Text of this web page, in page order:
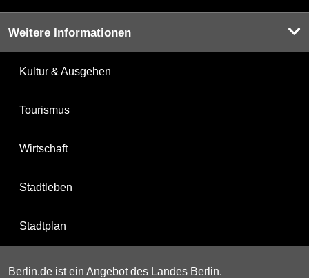
Weitere Informationen
Kultur & Ausgehen
Tourismus
Wirtschaft
Stadtleben
Stadtplan
Berlin.de ist ein Angebot des Landes Berlin.